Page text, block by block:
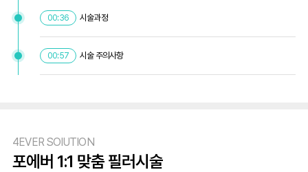
00:36 시술과정
00:57 시술 주의사항
4EVER SOlUTION
포에버 1:1 맞춤 필러시술